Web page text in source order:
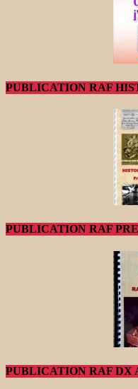
PUBLICATION RAF
PUBLICATION RAF
PUBLICATION RAF DX